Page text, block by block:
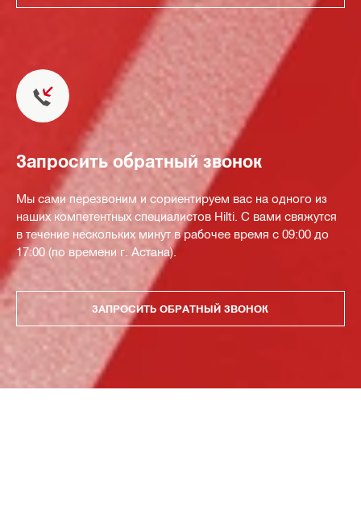
Запросить обратный звонок
Мы сами перезвоним и сориентируем вас на одного из
наших компетентных специалистов Hilti. С вами свяжутся
в течение нескольких минут в рабочее время с 09:00 до
17:00 (по времени г. Астана).
ЗАПРОСИТЬ ОБРАТНЫЙ ЗВОНОК